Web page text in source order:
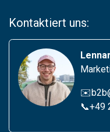
Kontaktiert uns:
📞+49